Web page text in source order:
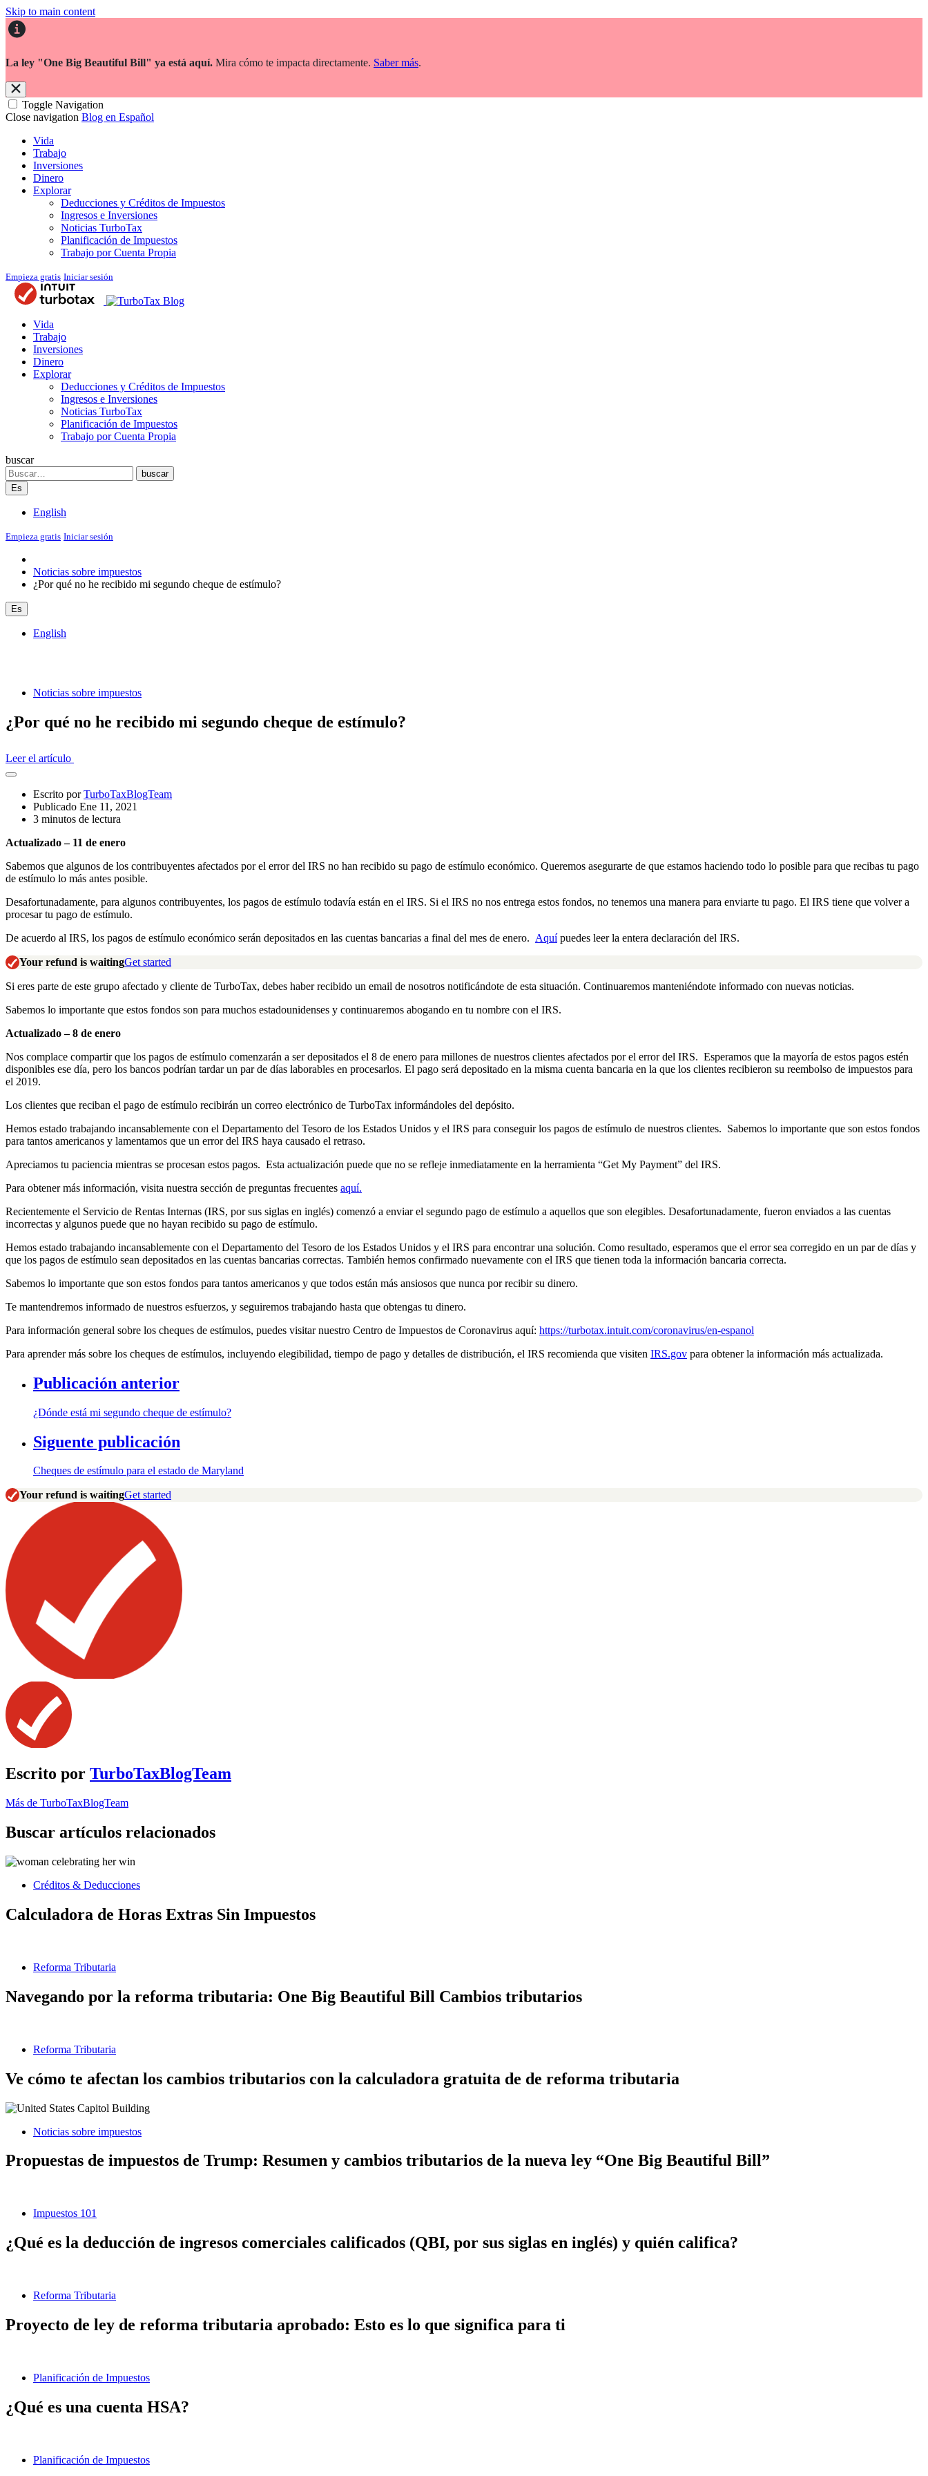
Skip to main content
La ley "One Big Beautiful Bill" ya está aquí. Mira cómo te impacta directamente. Saber más.
Toggle Navigation
Close navigation Blog en Español
Vida
Trabajo
Inversiones
Dinero
Explorar
Deducciones y Créditos de Impuestos
Ingresos e Inversiones
Noticias TurboTax
Planificación de Impuestos
Trabajo por Cuenta Propia
Empieza gratis Iniciar sesión
Blog
Vida
Trabajo
Inversiones
Dinero
Explorar
Deducciones y Créditos de Impuestos
Ingresos e Inversiones
Noticias TurboTax
Planificación de Impuestos
Trabajo por Cuenta Propia
buscar
Search
buscar
Es
English
Empieza gratis Iniciar sesión
Noticias sobre impuestos
¿Por qué no he recibido mi segundo cheque de estímulo?
Es
English
Noticias sobre impuestos
¿Por qué no he recibido mi segundo cheque de estímulo?
Leer el artículo
Abrir
cajón
compartido
Escrito porTurboTaxBlogTeam
Publicado Ene 11, 2021
3 minutos de lectura
Actualizado – 11 de enero
Sabemos que algunos de los contribuyentes afectados por el error del IRS no han recibido su pago de estímulo económico. Queremos asegurarte de que estamos haciendo todo lo posible para que recibas tu pago
de estímulo lo más antes posible.
Desafortunadamente, para algunos contribuyentes, los pagos de estímulo todavía están en el IRS. Si el IRS no nos entrega estos fondos, no tenemos una manera para enviarte tu pago. El IRS tiene que volver a
procesar tu pago de estímulo.
De acuerdo al IRS, los pagos de estímulo económico serán depositados en las cuentas bancarias a final del mes de enero. Aquípuedes leer la entera declaración del IRS.
Your refund is waitingGet started
Si eres parte de este grupo afectado y cliente de TurboTax, debes haber recibido un email de nosotros notificándote de esta situación. Continuaremos manteniéndote informado con nuevas noticias.
Sabemos lo importante que estos fondos son para muchos estadounidenses y continuaremos abogando en tu nombre con el IRS.
Actualizado – 8 de enero
Nos complace compartir que los pagos de estímulo comenzarán a ser depositados el 8 de enero para millones de nuestros clientes afectados por el error del IRS. Esperamos que la mayoría de estos pagos estén
disponibles ese día, pero los bancos podrían tardar un par de días laborables en procesarlos. El pago será depositado en la misma cuenta bancaria en la que los clientes recibieron su reembolso de impuestos para
el 2019.
Los clientes que reciban el pago de estímulo recibirán un correo electrónico de TurboTax informándoles del depósito.
Hemos estado trabajando incansablemente con el Departamento del Tesoro de los Estados Unidos y el IRS para conseguir los pagos de estímulo de nuestros clientes. Sabemos lo importante que son estos fondos
para tantos americanos y lamentamos que un error del IRS haya causado el retraso.
Apreciamos tu paciencia mientras se procesan estos pagos. Esta actualización puede que no se refleje inmediatamente en la herramienta “Get My Payment” del IRS.
Para obtener más información, visita nuestra sección de preguntas frecuentes aquí.
Recientemente el Servicio de Rentas Internas (IRS, por sus siglas en inglés) comenzó a enviar el segundo pago de estímulo a aquellos que son elegibles. Desafortunadamente, fueron enviados a las cuentas
incorrectas y algunos puede que no hayan recibido su pago de estímulo.
Hemos estado trabajando incansablemente con el Departamento del Tesoro de los Estados Unidos y el IRS para encontrar una solución. Como resultado, esperamos que el error sea corregido en un par de días y
que los pagos de estímulo sean depositados en las cuentas bancarias correctas. También hemos confirmado nuevamente con el IRS que tienen toda la información bancaria correcta.
Sabemos lo importante que son estos fondos para tantos americanos y que todos están más ansiosos que nunca por recibir su dinero.
Te mantendremos informado de nuestros esfuerzos, y seguiremos trabajando hasta que obtengas tu dinero.
Para información general sobre los cheques de estímulos, puedes visitar nuestro Centro de Impuestos de Coronavirus aquí: https://turbotax.intuit.com/coronavirus/en-espanol
Para aprender más sobre los cheques de estímulos, incluyendo elegibilidad, tiempo de pago y detalles de distribución, el IRS recomienda que visiten IRS.gov para obtener la información más actualizada.
Publicación anterior
¿Dónde está mi segundo cheque de estímulo?
Siguente publicación
Cheques de estímulo para el estado de Maryland
Your refund is waitingGet started
Escrito por TurboTaxBlogTeam
Más de TurboTaxBlogTeam
Buscar artículos relacionados
Créditos & Deducciones
Calculadora de Horas Extras Sin Impuestos
Reforma Tributaria
Navegando por la reforma tributaria: One Big Beautiful Bill Cambios tributarios
Reforma Tributaria
Ve cómo te afectan los cambios tributarios con la calculadora gratuita de de reforma tributaria
Noticias sobre impuestos
Propuestas de impuestos de Trump: Resumen y cambios tributarios de la nueva ley “One Big Beautiful Bill”
Impuestos 101
¿Qué es la deducción de ingresos comerciales calificados (QBI, por sus siglas en inglés) y quién califica?
Reforma Tributaria
Proyecto de ley de reforma tributaria aprobado: Esto es lo que significa para ti
Planificación de Impuestos
¿Qué es una cuenta HSA?
Planificación de Impuestos